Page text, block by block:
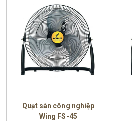
Quạt sàn công nghiệp
Wing FS-45